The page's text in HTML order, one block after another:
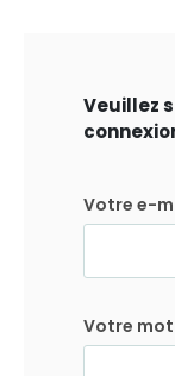
Veuillez
Votre e-
Votre